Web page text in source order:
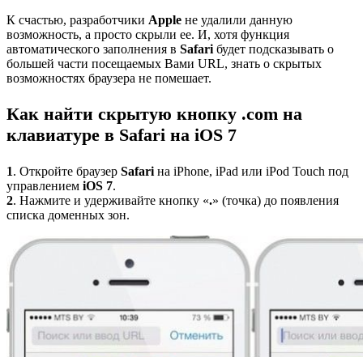
К счастью, разработчики Apple не удалили данную
возможность, а просто скрыли ее. И, хотя функция
автоматического заполнения в Safari будет подсказывать о
большей части посещаемых Вами URL, знать о скрытых
возможностях браузера не помешает.
Как найти скрытую кнопку .com на
клавиатуре в Safari на iOS 7
1. Откройте браузер Safari на iPhone, iPad или iPod Touch под
управлением iOS 7.
2. Нажмите и удерживайте кнопку «.» (точка) до появления
списка доменных зон.